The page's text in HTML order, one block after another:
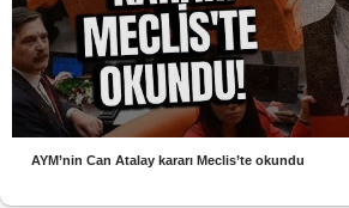
AYM’nin Can Atalay kararı Meclis’te okundu